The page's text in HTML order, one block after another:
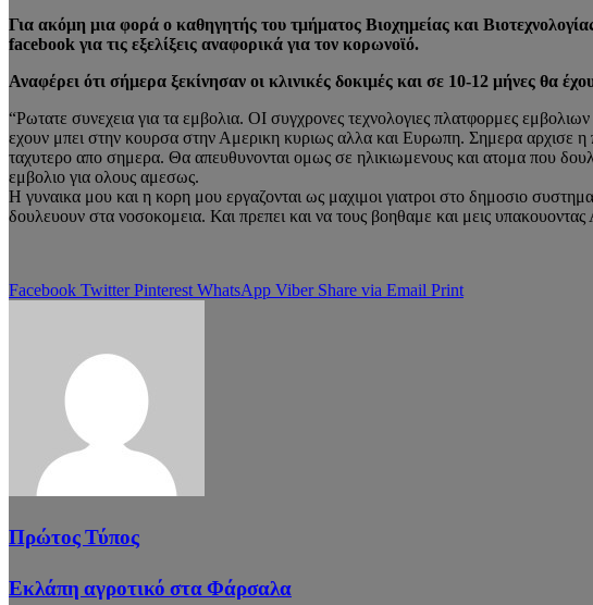
Για ακόμη μια φορά ο καθηγητής του τμήματος Βιοχημείας και
facebook για τις εξελίξεις αναφορικά για τον κορωνοϊό.
Αναφέρει ότι σήμερα ξεκίνησαν οι κλινικές δοκιμές και σε 10-12 μήνες θα
“Ρωτατε συνεχεια για τα εμβολια. ΟΙ συγχρονες τεχνολογιες πλατφορμες
εχουν μπει στην κουρσα στην Αμερικη κυριως αλλα και Ευρωπη. Σημερα αρχισε
ταχυτερο απο σημερα. Θα απευθυνονται ομως σε ηλικιωμενους και ατομα που
εμβολιο για ολους αμεσως.
Η γυναικα μου και η κορη μου εργαζονται ως μαχιμοι γιατροι στο δημοσιο
δουλευουν στα νοσοκομεια. Και πρεπει και να τους βοηθαμε και μεις
Facebook Twitter Pinterest WhatsApp Viber Share via Email Print
Πρώτος Τύπος
Εκλάπη αγροτικό στα Φάρσαλα